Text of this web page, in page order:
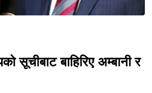
सूचीबाट बाहिरिए अम्बानी र